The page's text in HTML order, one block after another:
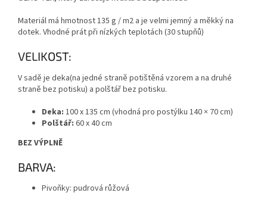
Materiál má hmotnost 135 g / m2 a je velmi jemný a měkký na
dotek. Vhodné prát při nízkých teplotách (30 stupňů)
VELIKOST:
V sadě je deka(na jedné straně potištěná vzorem a na druhé
straně bez potisku) a polštář bez potisku.
Deka: 100 x 135 cm (vhodná pro postýlku 140 × 70 cm)
Polštář: 60 x 40 cm
BEZ VÝPLNĚ
BARVA:
Pivoňky: pudrová růžová